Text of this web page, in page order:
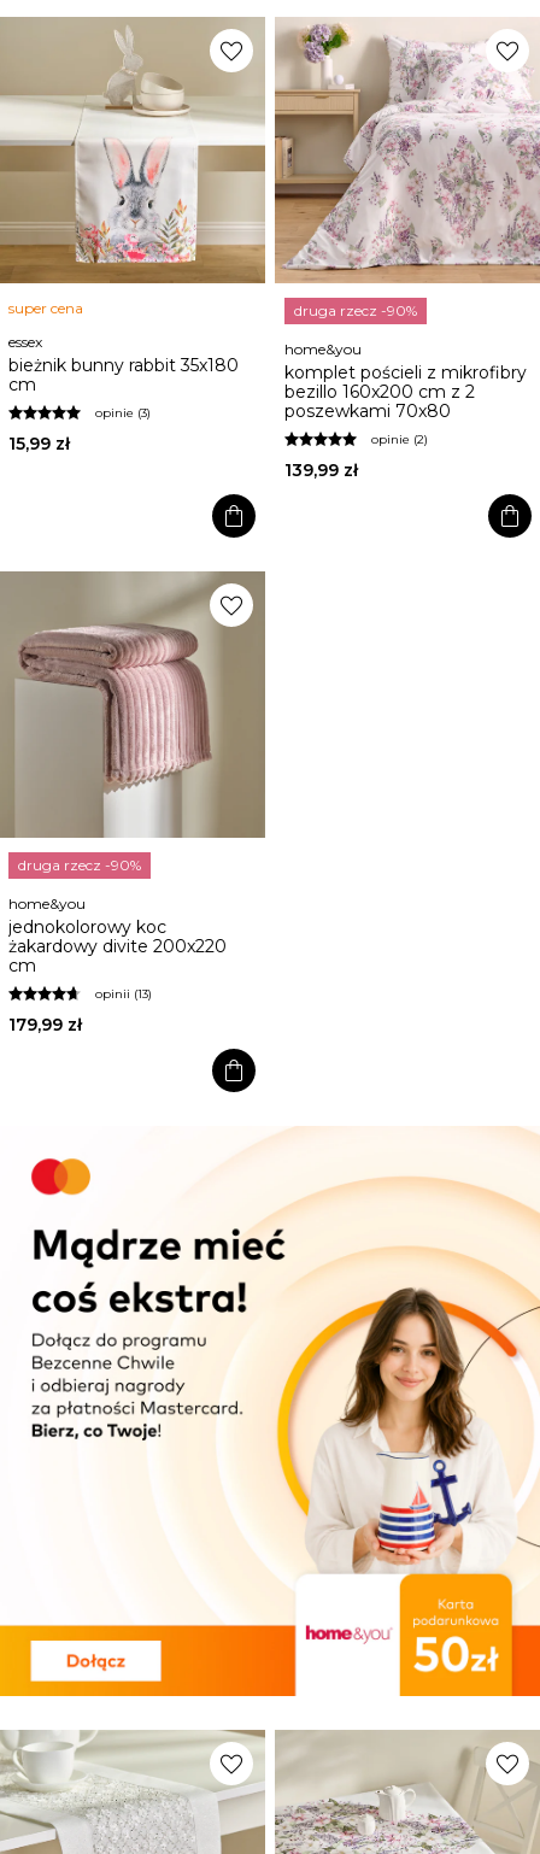
favorite
super cena
essex
bieżnik bunny rabbit 35x180
cm
opinie (3)
15,99 zł
shopping_bag
favorite
druga rzecz -90%
home&you
komplet pościeli z mikrofibry
bezillo 160x200 cm z 2
poszewkami 70x80
opinie (2)
139,99 zł
shopping_bag
favorite
druga rzecz -90%
home&you
jednokolorowy koc
żakardowy divite 200x220
cm
opinii (13)
179,99 zł
shopping_bag
favorite favorite